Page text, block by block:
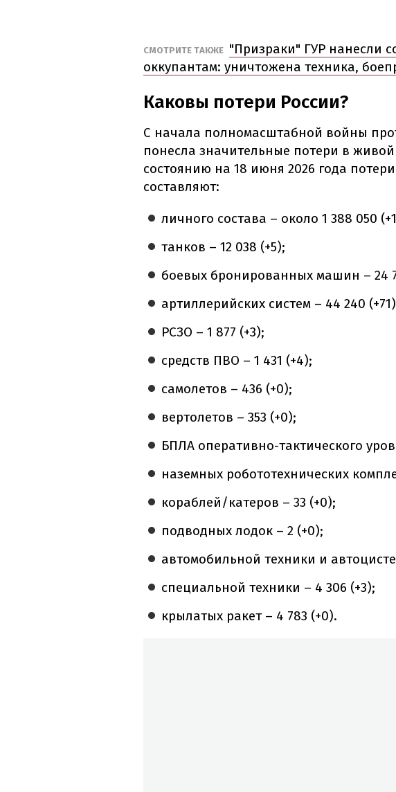
СМОТРИТЕ ТАКЖЕ "Призраки" ГУР нанесли
оккупантам: уничтожена техника,
Каковы потери России?
С начала полномасштабной войны
понесла значительные потери в
состоянию на 18 июня 2026 года
составляют:
личного состава – около 1 388 050
танков – 12 038 (+5);
боевых бронированных машин – 24
артиллерийских систем – 44 240
РСЗО – 1 877 (+3);
средств ПВО – 1 431 (+4);
самолетов – 436 (+0);
вертолетов – 353 (+0);
БПЛА оперативно-тактического
наземных робототехнических
кораблей/катеров – 33 (+0);
подводных лодок – 2 (+0);
автомобильной техники и
специальной техники – 4 306 (+3);
крылатых ракет – 4 783 (+0).